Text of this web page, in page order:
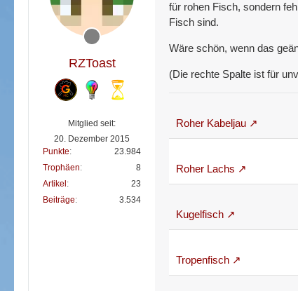
RZToast
Mitglied seit:
20. Dezember 2015
Punkte
23.984
Trophäen
8
Artikel
23
Beiträge
3.534
für rohen Fisch, sondern
Fisch sind.
Wäre schön, wenn das
(Die rechte Spalte ist für
Roher Kabeljau
Roher Lachs
Kugelfisch
Tropenfisch